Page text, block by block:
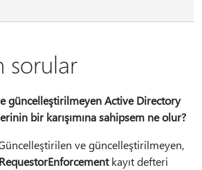
sorular
güncelleştirilmeyen Active Directory
bir karışımına sahipsem ne olur?
ve güncelleştirilmeyen,
kayıt defteri